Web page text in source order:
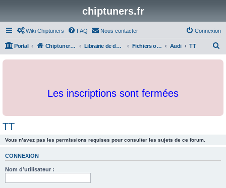
chiptuners.fr
Wiki Chiptuners FAQ Nous contacter Connexion
Portal Chiptuners.fr Librairie de documents et originaux Fichiers originaux Audi TT
c
Les inscriptions sont fermées
TT
Vous n’avez pas les permissions requises pour consulter les sujets de ce forum.
CONNEXION
Nom d’utilisateur :